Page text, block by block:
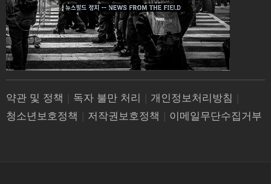
약관 및 정책 | 독자 불만 처리 | 개인정보처리방침 |
청소년보호정책 | 저작권보호정책 | 이메일무단수집거부